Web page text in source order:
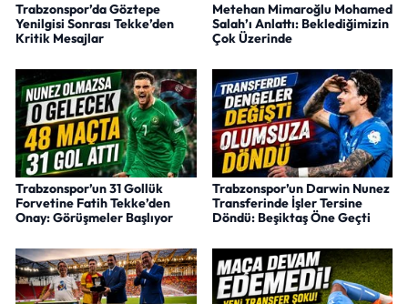
Trabzonspor’da Göztepe
Yenilgisi Sonrası Tekke’den
Kritik Mesajlar
Metehan Mimaroğlu Mohamed
Salah’ı Anlattı: Beklediğimizin
Çok Üzerinde
Trabzonspor’un 31 Gollük
Forvetine Fatih Tekke’den
Onay: Görüşmeler Başlıyor
Trabzonspor’un Darwin Nunez
Transferinde İşler Tersine
Döndü: Beşiktaş Öne Geçti